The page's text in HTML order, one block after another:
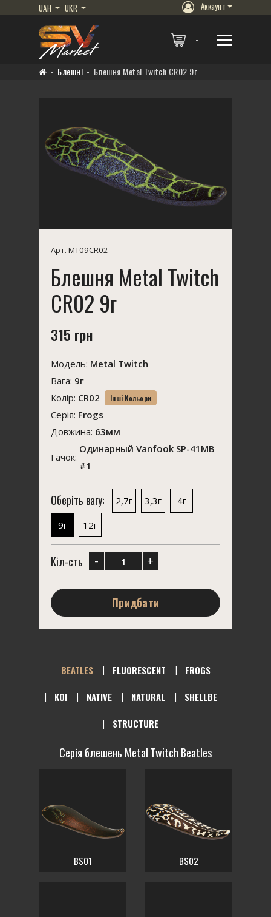
UAH UKR Аккаунт
Блешні Блешня Metal Twitch CR02 9г
Арт. MT09CR02
Блешня Metal Twitch
CR02 9г
315 грн
Модель: Metal Twitch
Вага: 9г
Колір: CR02 Інші Кольори
Серія: Frogs
Довжина: 63мм
Гачок:
Одинарный Vanfook SP-41MB
#1
Оберіть вагу: 2,7г 3,3г
4г
9г
12г
Кіл-сть - +
Придбати
BEATLES FLUORESCENT
FROGS
KOI
NATIVE NATURAL
SHELLBE
STRUCTURE
Серія блешень Metal Twitch Beatles
BS01 BS02